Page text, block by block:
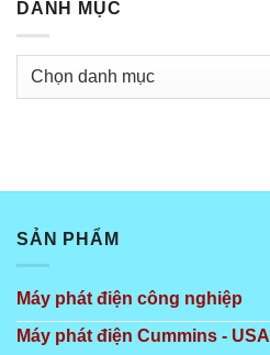
DANH MỤC
Danh
SẢN PHẨM
Máy phát điện công nghiệp
Máy phát điện Cummins - USA